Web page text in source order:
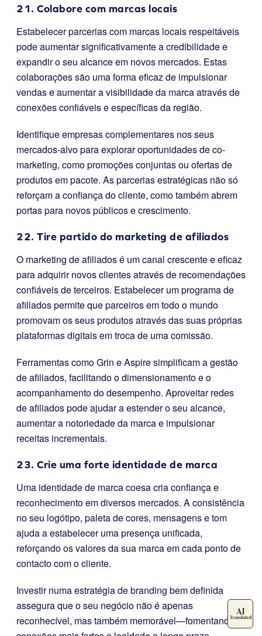
21. Colabore com marcas locais
Estabelecer parcerias com marcas locais respeitáveis
pode aumentar significativamente a credibilidade e
expandir o seu alcance em novos mercados. Estas
colaborações são uma forma eficaz de impulsionar
vendas e aumentar a visibilidade da marca através de
conexões confiáveis e específicas da região.
Identifique empresas complementares nos seus
mercados-alvo para explorar oportunidades de co-
marketing, como promoções conjuntas ou ofertas de
produtos em pacote. As parcerias estratégicas não só
reforçam a confiança do cliente, como também abrem
portas para novos públicos e crescimento.
22. Tire partido do marketing de afiliados
O marketing de afiliados é um canal crescente e eficaz
para adquirir novos clientes através de recomendações
confiáveis de terceiros. Estabelecer um programa de
afiliados permite que parceiros em todo o mundo
promovam os seus produtos através das suas próprias
plataformas digitais em troca de uma comissão.
Ferramentas como Grin e Aspire simplificam a gestão
de afiliados, facilitando o dimensionamento e o
acompanhamento do desempenho. Aproveitar redes
de afiliados pode ajudar a estender o seu alcance,
aumentar a notoriedade da marca e impulsionar
receitas incrementais.
23. Crie uma forte identidade de marca
Uma identidade de marca coesa cria confiança e
reconhecimento em diversos mercados. A consistência
no seu logótipo, paleta de cores, mensagens e tom
ajuda a estabelecer uma presença unificada,
reforçando os valores da sua marca em cada ponto de
contacto com o cliente.
Investir numa estratégia de branding bem definida
assegura que o seu negócio não é apenas
reconhecível, mas também memorável—fomentando